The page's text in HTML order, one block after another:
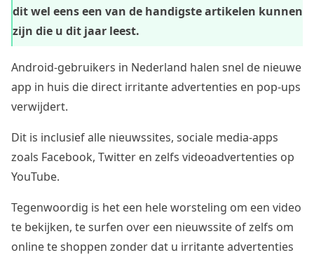
dit wel eens een van de handigste artikelen kunnen
zijn die u dit jaar leest.
Android-gebruikers in Nederland halen snel de nieuwe
app in huis die direct irritante advertenties en pop-ups
verwijdert.
Dit is inclusief alle nieuwssites, sociale media-apps
zoals Facebook, Twitter en zelfs videoadvertenties op
YouTube.
Tegenwoordig is het een hele worsteling om een video
te bekijken, te surfen over een nieuwssite of zelfs om
online te shoppen zonder dat u irritante advertenties